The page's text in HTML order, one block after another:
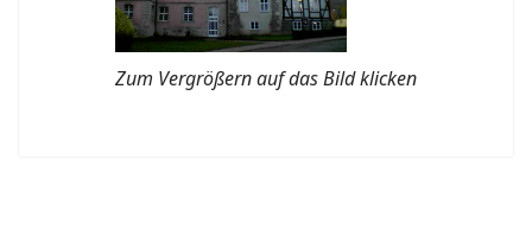
Zum Vergrößern auf das Bild klicken